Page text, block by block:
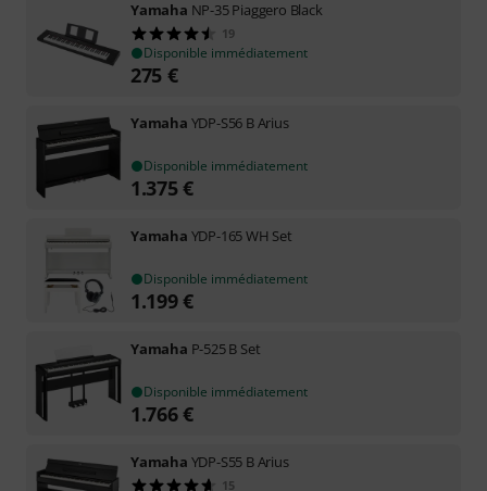
Yamaha NP-35 Piaggero Black
19
Disponible immédiatement
275 €
Yamaha YDP-S56 B Arius
Disponible immédiatement
1.375€
Yamaha YDP-165 WH Set
Disponible immédiatement
1.199€
Yamaha P-525 B Set
Disponible immédiatement
1.766€
Yamaha YDP-S55 B Arius
15